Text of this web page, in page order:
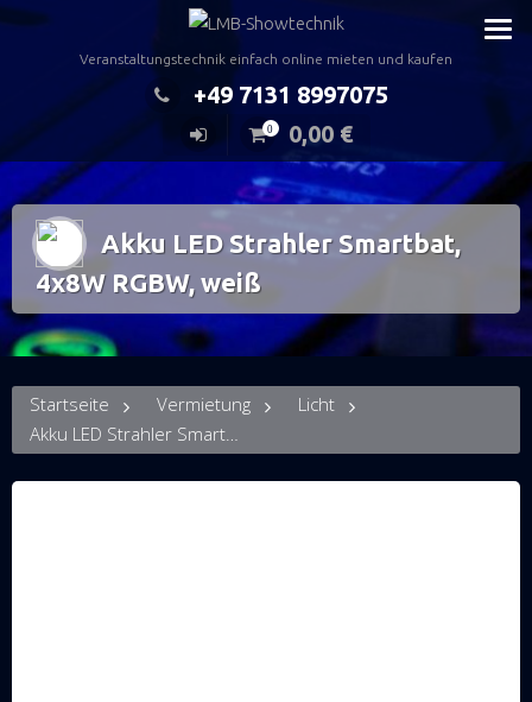
Zum
Veranstaltungstechnik einfach online mieten und kaufen
+49 7131 8997075
0 0,00 €
Akku LED Strahler Smartbat,
4x8W RGBW, weiß
Startseite Vermietung
Licht
Akku LED Strahler Smartbat, 4x8W RGBW, weiß